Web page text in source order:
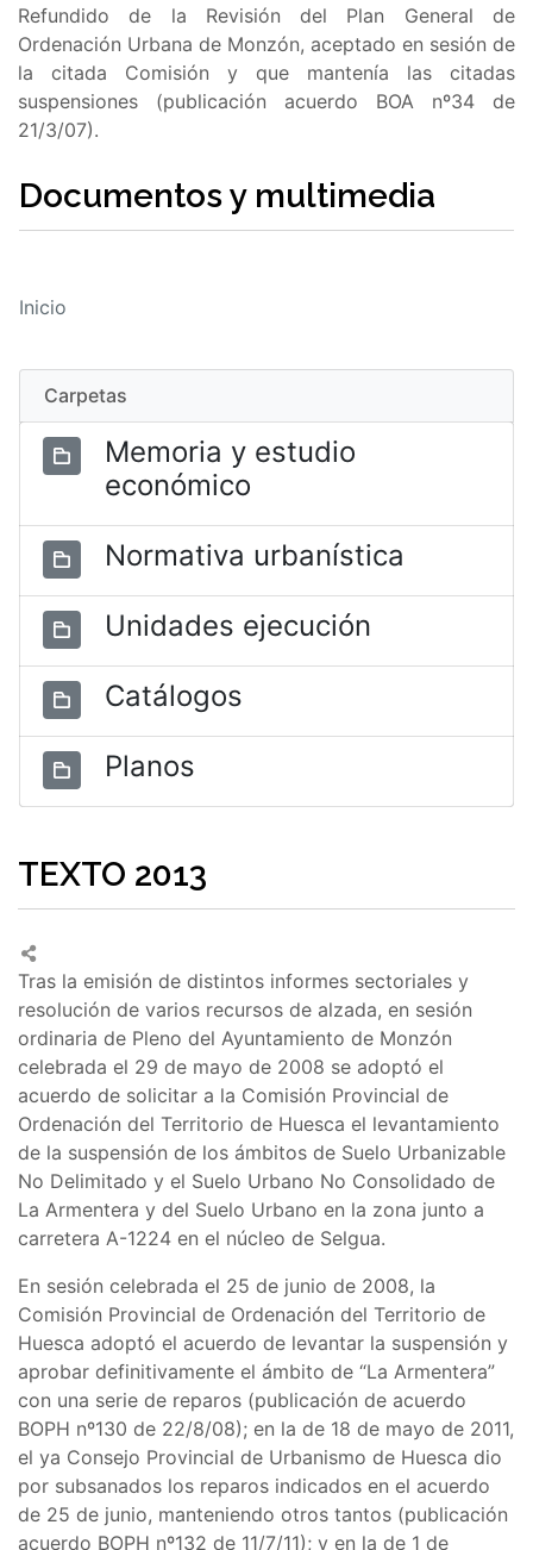
Refundido de la Revisión del Plan General de
Ordenación Urbana de Monzón, aceptado en sesión de
la citada Comisión y que mantenía las citadas
suspensiones (publicación acuerdo BOA nº34 de
21/3/07).
Documentos y multimedia
Inicio
Carpetas
Memoria y estudio
económico
Normativa urbanística
Unidades ejecución
Catálogos
Planos
TEXTO 2013
Tras la emisión de distintos informes sectoriales y
resolución de varios recursos de alzada, en sesión
ordinaria de Pleno del Ayuntamiento de Monzón
celebrada el 29 de mayo de 2008 se adoptó el
acuerdo de solicitar a la Comisión Provincial de
Ordenación del Territorio de Huesca el levantamiento
de la suspensión de los ámbitos de Suelo Urbanizable
No Delimitado y el Suelo Urbano No Consolidado de
La Armentera y del Suelo Urbano en la zona junto a
carretera A-1224 en el núcleo de Selgua.
En sesión celebrada el 25 de junio de 2008, la
Comisión Provincial de Ordenación del Territorio de
Huesca adoptó el acuerdo de levantar la suspensión y
aprobar definitivamente el ámbito de “La Armentera”
con una serie de reparos (publicación de acuerdo
BOPH nº130 de 22/8/08); en la de 18 de mayo de 2011,
el ya Consejo Provincial de Urbanismo de Huesca dio
por subsanados los reparos indicados en el acuerdo
de 25 de junio, manteniendo otros tantos (publicación
acuerdo BOPH nº132 de 11/7/11); y en la de 1 de